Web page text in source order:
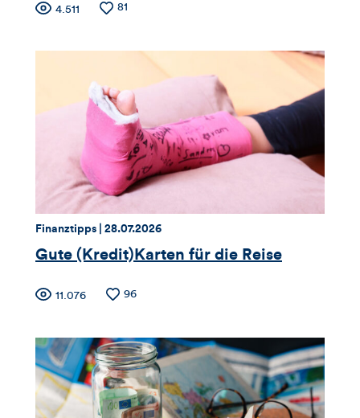
Zähler
für
Views,
Likes
und
Kommentare
dieses
Artikels
Anzahl
4.511
Anzahl
81
Thema:
Finanztipps | Datum:
28.07.2026
Gute (Kredit)Karten für die Reise
Zähler
für
Views,
Likes
Anzahl11.076
Anzahl
96